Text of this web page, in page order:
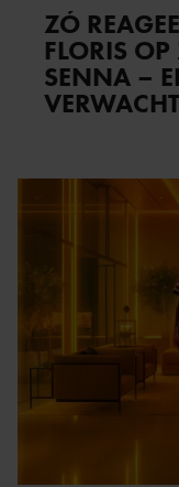
ZÓ
FLORIS
SENNA –